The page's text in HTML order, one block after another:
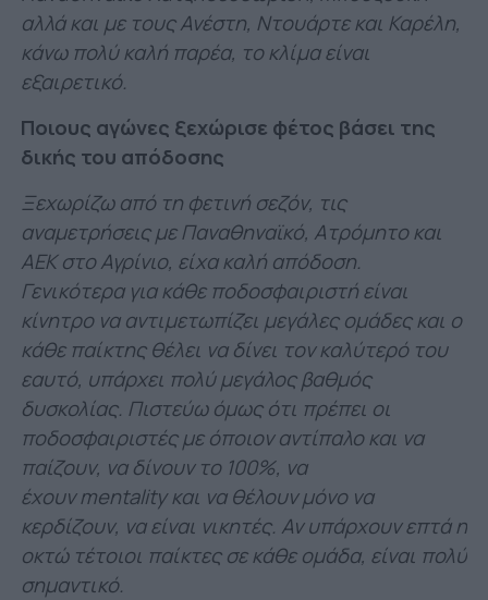
αλλά και με τους Ανέστη, Ντουάρτε και Καρέλη,
κάνω πολύ καλή παρέα, το κλίμα είναι
εξαιρετικό.
Ποιους αγώνες ξεχώρισε φέτος βάσει της
δικής του απόδοσης
Ξεχωρίζω από τη φετινή σεζόν, τις
αναμετρήσεις με Παναθηναϊκό, Ατρόμητο και
ΑΕΚ στο Αγρίνιο, είχα καλή απόδοση.
Γενικότερα για κάθε ποδοσφαιριστή είναι
κίνητρο να αντιμετωπίζει μεγάλες ομάδες και ο
κάθε παίκτης θέλει να δίνει τον καλύτερό του
εαυτό, υπάρχει πολύ μεγάλος βαθμός
δυσκολίας. Πιστεύω όμως ότι πρέπει οι
ποδοσφαιριστές με όποιον αντίπαλο και να
παίζουν, να δίνουν το 100%, να
έχουν mentality και να θέλουν μόνο να
κερδίζουν, να είναι νικητές. Αν υπάρχουν επτά η
οκτώ τέτοιοι παίκτες σε κάθε ομάδα, είναι πολύ
σημαντικό.